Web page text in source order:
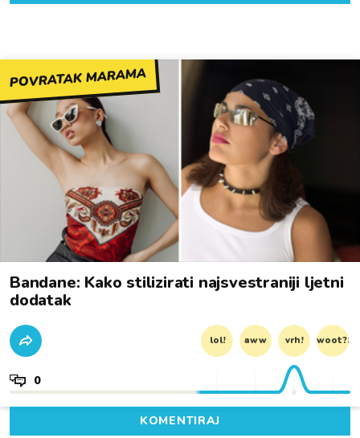
POVRATAK MARAMA
Bandane: Kako stilizirati najsvestraniji ljetni
dodatak
lol! aww vrh! woot?!
0
KOMENTIRAJ